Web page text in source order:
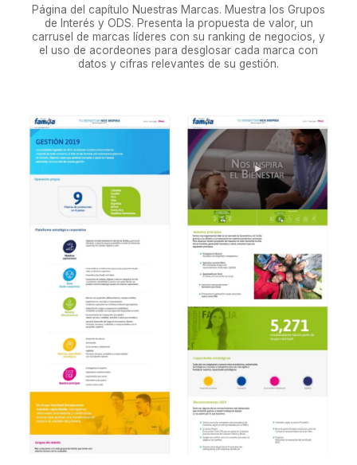
Página del capítulo Nuestras Marcas. Muestra los Grupos
de Interés y ODS. Presenta la propuesta de valor, un
carrusel de marcas líderes con su ranking de negocios, y
el uso de acordeones para desglosar cada marca con
datos y cifras relevantes de su gestión.